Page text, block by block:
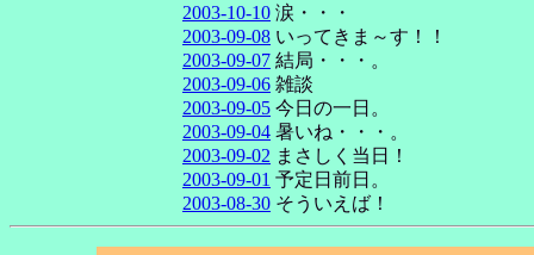
2003-10-10 涙・・・
2003-09-08 いってきま～す！！
2003-09-07 結局・・・。
2003-09-06 雑談
2003-09-05 今日の一日。
2003-09-04 暑いね・・・。
2003-09-02 まさしく当日！
2003-09-01 予定日前日。
2003-08-30 そういえば！